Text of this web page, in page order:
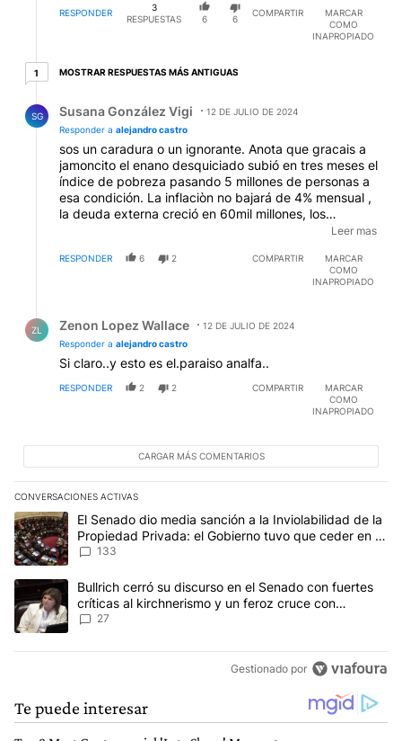
RESPONDER
3
RESPUESTAS
6 6
COMPARTIR
MARCAR
COMO
INAPROPIADO
11 respuesta más antiguas
MOSTRAR RESPUESTAS MÁS ANTIGUAS
SG Susana González Vigi
12 DE JULIO DE 2024
Responder a alejandro castro
sos un caradura o un ignorante. Anota que gracais a
jamoncito el enano desquiciado subió en tres meses el
índice de pobreza pasando 5 millones de personas a
esa condición. La inflaciòn no bajará de 4% mensual ,
la deuda externa creció en 60mil millones, los
atento el cierre de cuentas sueldos. El poder
adquisitivo de los jubilados cayó 30% interanual, les
poder adquisitivo del salario cayó 25% , los subsidios
a empresas de usuhaia reprsentan para el Estado
2000 millones de dólares anuales y benefician a
mirgror de nicolas caputo, el primo del Toto y
hermano de la vida del domador de reposeras macri.
Leer mas
RESPONDER 6 2 COMPARTIR
MARCAR
COMO
INAPROPIADO
ZL Zenon Lopez Wallace
12 DE JULIO DE 2024
Responder a alejandro castro
Si claro..y esto es el.paraiso analfa..
RESPONDER 2 2 COMPARTIR
MARCAR
COMO
INAPROPIADO
CARGAR MÁS COMENTARIOS
CONVERSACIONES ACTIVAS
Este listado muestra los artículos con más comentarios en los
Un artículo de tendencia con el título "El Senado dio media
El Senado dio media sanción a la Inviolabilidad de la
Propiedad Privada: el Gobierno tuvo que ceder en la
Ley del Manejo del Fuego
133
Un artículo de tendencia con el título "Bullrich cerró su discurso
Bullrich cerró su discurso en el Senado con fuertes
críticas al kirchnerismo y un feroz cruce con
Capitanich al que le gritó “¡cállate!”
27
Gestionado por